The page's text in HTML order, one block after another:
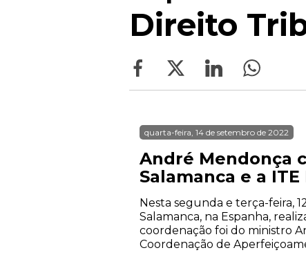
Direito
quarta-feira, 14 de setembro de 2022
André Mendonça
Salamanca e a ITE
Nesta segunda e terça-feira,
Salamanca, na Espanha,
coordenação foi do ministro
Coordenação de